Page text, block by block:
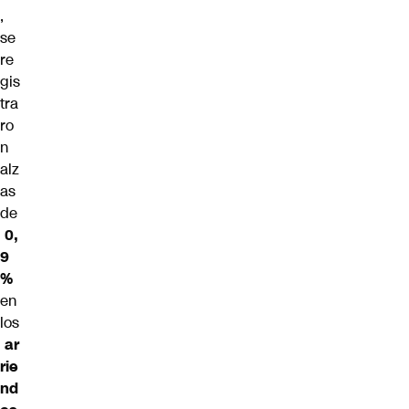
,
se
re
gis
tra
ro
n
alz
as
de
0,
9
%
en
los
ar
rie
nd